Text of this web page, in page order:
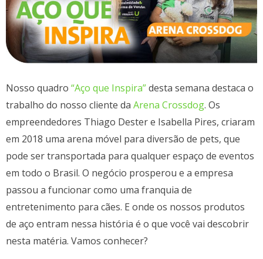
Nosso quadro “Aço que Inspira”desta semana destaca o
trabalho do nosso cliente da Arena Crossdog. Os
empreendedores Thiago Dester e Isabella Pires, criaram
em 2018 uma arena móvel para diversão de pets, que
pode ser transportada para qualquer espaço de eventos
em todo o Brasil. O negócio prosperou e a empresa
passou a funcionar como uma franquia de
entretenimento para cães. E onde os nossos produtos
de aço entram nessa história é o que você vai descobrir
nesta matéria. Vamos conhecer?